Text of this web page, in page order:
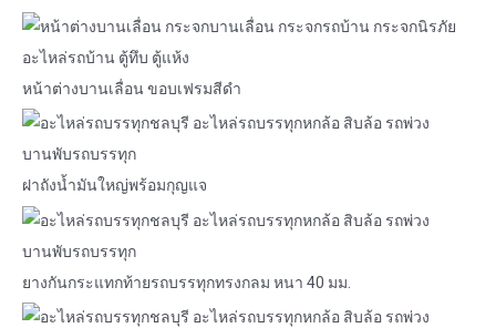
o
หน้าต่างบานเลื่อน ขอบเฟรมสีดำ
ฝาถังน้ำมันใหญ่พร้อมกุญแจ
ยางกันกระแทกท้ายรถบรรทุกทรงกลม หนา 40 มม.